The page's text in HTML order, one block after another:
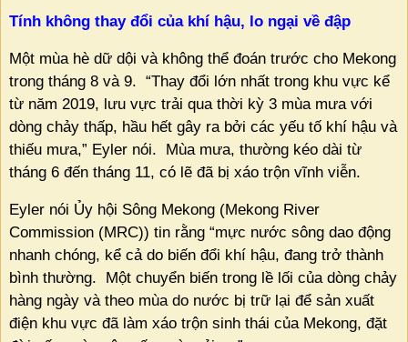
Tính không thay đổi của khí hậu, lo ngại về đập
Một mùa hè dữ dội và không thể đoán trước cho Mekong
trong tháng 8 và 9. “Thay đổi lớn nhất trong khu vực kể
từ năm 2019, lưu vực trải qua thời kỳ 3 mùa mưa với
dòng chảy thấp, hầu hết gây ra bởi các yếu tố khí hậu và
thiếu mưa,” Eyler nói.
Mùa mưa, thường kéo dài từ
tháng 6 đến tháng 11, có lẽ đã bị xáo trộn vĩnh viễn.
Eyler nói Ủy hội Sông Mekong (Mekong River
Commission (MRC)) tin rằng “mực nước sông dao động
nhanh chóng, kể cả do biến đổi khí hậu, đang trở thành
bình thường.
Một chuyển biến trong lề lối của dòng chảy
hàng ngày và theo mùa do nước bị trữ lại để sản xuất
điện khu vực đã làm xáo trộn sinh thái của Mekong, đặt